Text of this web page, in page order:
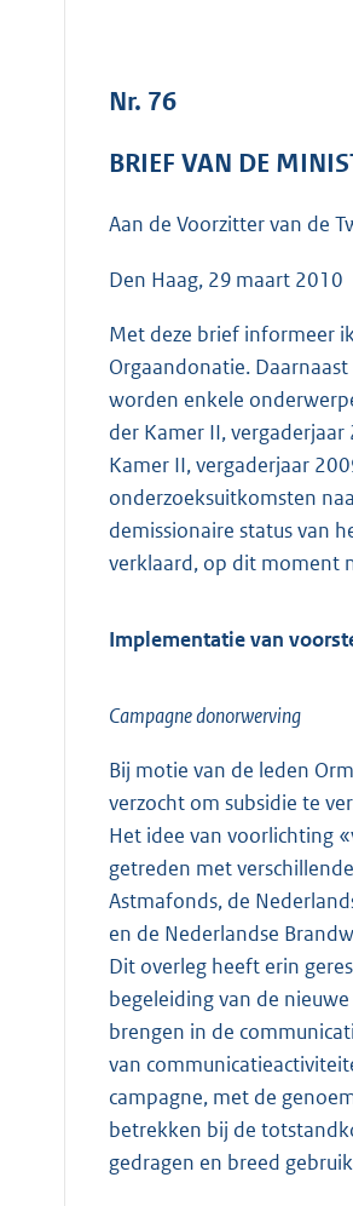
Nr. 76
BRIEF VAN DE
Aan de Voorzitter van de
Den Haag, 29 maart 2010
Met deze brief informeer
Orgaandonatie.
worden enkele
der Kamer II,
Kamer II, vergaderjaar
onderzoeksuitkomsten
demissionaire status van
verklaard, op dit moment
Implementatie van
Campagne donorwerving
Bij motie van de leden
verzocht om subsidie te
Het idee van voorlichting
getreden met
Astmafonds, de
en de Nederlandse
Dit overleg heeft erin
begeleiding van de
brengen in de
van
campagne, met de
betrekken bij de
gedragen en breed